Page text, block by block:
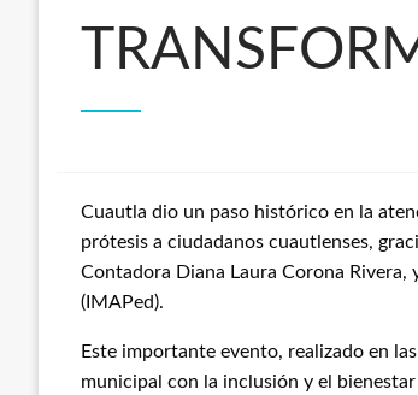
Cuautla dio un paso histórico en la
prótesis a ciudadanos cuautlenses,
Contadora Diana Laura Corona
(IMAPed).
Este importante evento, realizado en
municipal con la inclusión y el